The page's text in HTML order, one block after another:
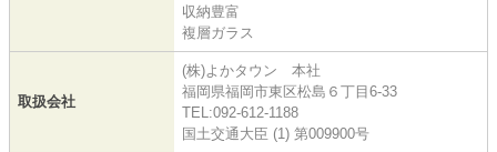
収納豊富
複層ガラス
取扱会社
(株)よかタウン 本社
福岡県福岡市東区松島６丁目6-33
TEL:092-612-1188
国土交通大臣 (1) 第009900号